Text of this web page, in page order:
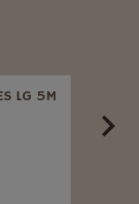
LG 5M